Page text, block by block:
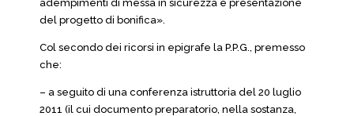
adempimenti di messa in sicurezza e presentazione
del progetto di bonifica».
Col secondo dei ricorsi in epigrafe la P.P.G., premesso
che:
– a seguito di una conferenza istruttoria del 20 luglio
2011 (il cui documento preparatorio, nella sostanza,